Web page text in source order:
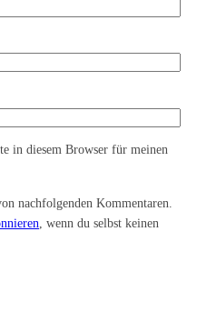
in diesem Browser für meinen
nachfolgenden Kommentaren.
, wenn du selbst keinen